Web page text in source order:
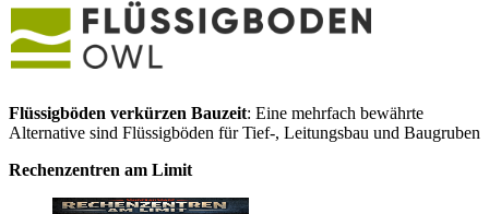
Flüssigböden verkürzen Bauzeit: Eine mehrfach bewährte
Alternative sind Flüssigböden für Tief-, Leitungsbau und Baugruben
Rechenzentren am Limit